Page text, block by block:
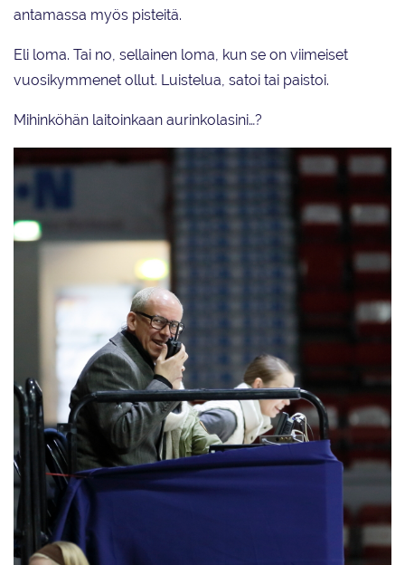
antamassa myös pisteitä.
Eli loma. Tai no, sellainen loma, kun se on viimeiset
vuosikymmenet ollut. Luistelua, satoi tai paistoi.
Mihinköhän laitoinkaan aurinkolasini…?